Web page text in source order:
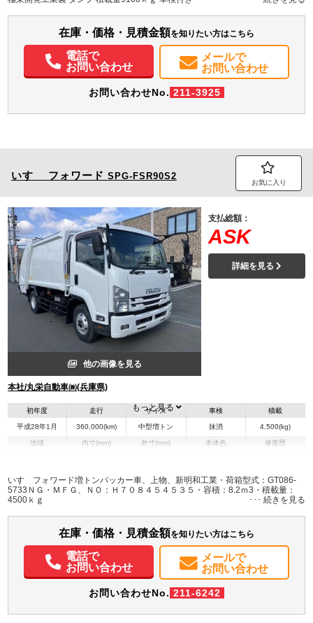
H:344
装備情報
エアコン パワステ パワーウィンドウ ABS
電動格納ミラー
ETC バックモニター
在庫・価格・見積金額を知りたい方はこちら
電話で
お問い合わせ
メールで
お問い合わせ
お問い合わせNo. 211-3925
いすゞ フォワード SPG-FSR90S2
お気に入り
他の画像を見る
本社/丸栄自動車㈱(兵庫県)
支払総額：
ASK
詳細を見る
初年度
平成28年1月
走行
360,000(km)
サイズ
中型増トン
車検
抹消
積載
4,500(kg)
地域 内寸(mm) 外寸(mm)
H:2,140
本体色 修復歴
バックモニター
もっと見る
いすゞフォワード増トンパッカー車、上物、新明和工業・荷箱型式：GT086-
5733ＮＧ・ＭＦＧ、ＮＯ：Ｈ７０８４５４５３５・容積：8.2ｍ3・積載量：
4500ｋｇ
在庫・価格・見積金額を知りたい方はこちら
電話で
お問い合わせ
メールで
お問い合わせ
お問い合わせNo. 211-6242